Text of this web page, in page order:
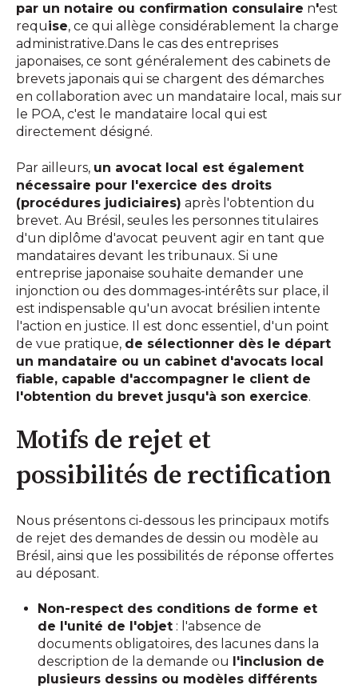
par un notaire ou confirmation consulaire n'est
requise, ce qui allège considérablement la charge
administrative.Dans le cas des entreprises
japonaises, ce sont généralement des cabinets de
brevets japonais qui se chargent des démarches
en collaboration avec un mandataire local, mais sur
le POA, c'est le mandataire local qui est
directement désigné.
Par ailleurs, un avocat local est également
nécessaire pour l'exercice des droits
(procédures judiciaires) après l'obtention du
brevet. Au Brésil, seules les personnes titulaires
d'un diplôme d'avocat peuvent agir en tant que
mandataires devant les tribunaux. Si une
entreprise japonaise souhaite demander une
injonction ou des dommages-intérêts sur place, il
est indispensable qu'un avocat brésilien intente
l'action en justice. Il est donc essentiel, d'un point
de vue pratique, de sélectionner dès le départ
un mandataire ou un cabinet d'avocats local
fiable, capable d'accompagner le client de
l'obtention du brevet jusqu'à son exercice.
Motifs de rejet et
possibilités de rectification
Nous présentons ci-dessous les principaux motifs
de rejet des demandes de dessin ou modèle au
Brésil, ainsi que les possibilités de réponse offertes
au déposant.
Non-respect des conditions de forme et
de l'unité de l'objet : l'absence de
documents obligatoires, des lacunes dans la
description de la demande ou l'inclusion de
plusieurs dessins ou modèles différents